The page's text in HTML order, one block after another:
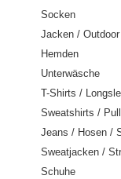
Socken
Jacken / Outdoor
Hemden
Unterwäsche
T-Shirts /
Sweatshirts /
Jeans / Hosen /
Sweatjacken /
Schuhe